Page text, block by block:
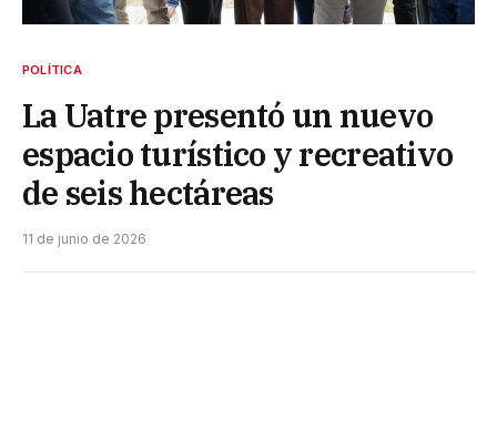
POLÍTICA
La Uatre presentó un nuevo
espacio turístico y recreativo
de seis hectáreas
11 de junio de 2026